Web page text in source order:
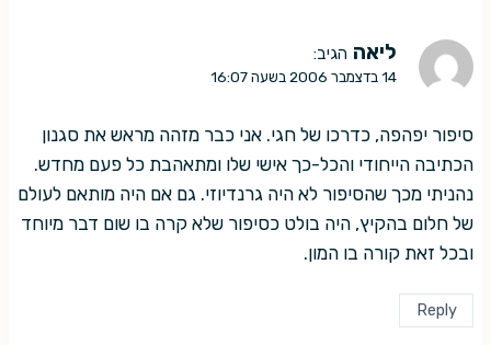
ליאה הגיב:
14 בדצמבר 2006 בשעה 16:07
סיפור יפהפה, כדרכו של חגי. אני כבר מזהה מראש את סגנון
הכתיבה הייחודי והכל-כך אישי שלו ומתאהבת כל פעם מחדש.
נהניתי מכך שהסיפור לא היה גרנדיוזי. גם אם היה מותאם לעולם
של חלום בהקיץ, היה בולט כסיפור שלא קרה בו שום דבר מיוחד
ובכל זאת קורה בו המון.
Reply